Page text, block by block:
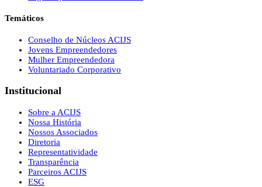
Temáticos
Conselho de Núcleos ACIJS
Jovens Empreendedores
Mulher Empreendedora
Voluntariado Corporativo
Institucional
Sobre a ACIJS
Nossa História
Nossos Associados
Diretoria
Representatividade
Transparência
Parceiros ACIJS
ESG